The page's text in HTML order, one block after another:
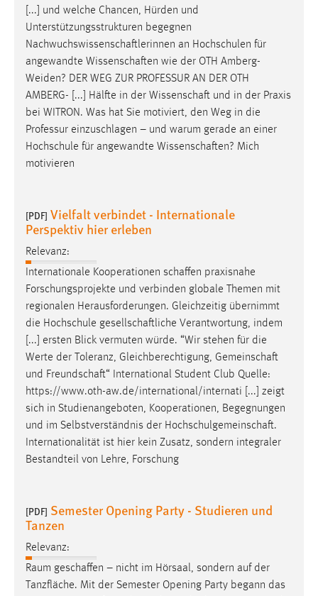
[...] und welche Chancen, Hürden und
Unterstützungsstrukturen begegnen
Nachwuchswissenschaftlerinnen an Hochschulen für
angewandte Wissenschaften wie der OTH Amberg-
Weiden? DER WEG ZUR PROFESSUR AN DER OTH
AMBERG- [...] Hälfte in der Wissenschaft und in der Praxis
bei WITRON. Was hat Sie motiviert, den Weg in die
Professur einzuschlagen – und warum gerade an einer
Hochschule für angewandte Wissenschaften? Mich
motivieren
[PDF] Vielfalt verbindet - Internationale
Perspektiv hier erleben
Relevanz:
Internationale Kooperationen schaffen praxisnahe
Forschungsprojekte und verbinden globale Themen mit
regionalen Herausforderungen. Gleichzeitig übernimmt
die Hochschule gesellschaftliche Verantwortung, indem
[...] ersten Blick vermuten würde. “Wir stehen für die
Werte der Toleranz, Gleichberechtigung, Gemeinschaft
und Freundschaft“ International Student Club Quelle:
https://www.oth-aw.de/international/internati [...] zeigt
sich in Studienangeboten, Kooperationen, Begegnungen
und im Selbstverständnis der Hochschulgemeinschaft.
Internationalität ist hier kein Zusatz, sondern integraler
Bestandteil von Lehre, Forschung
[PDF] Semester Opening Party - Studieren und
Tanzen
Relevanz:
Raum geschaffen – nicht im Hörsaal, sondern auf der
Tanzfläche. Mit der Semester Opening Party begann das